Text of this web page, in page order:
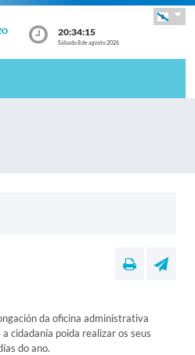
20:34:16
Sábado 8 de agosto 2026
da oficina administrativa
cidadanía poida realizar os seus
do ano.